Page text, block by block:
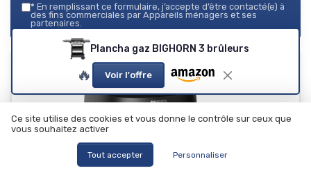
* En remplissant ce formulaire, j’accepte d’être contacté(e) à
des fins commerciales par Appareils ménagers et ses
partenaires.
Plancha gaz BIGHORN 3 brûleurs
🔥 Voir l'offre
Ce site utilise des cookies et vous donne le contrôle sur ceux que
vous souhaitez activer
Tout accepter Personnaliser